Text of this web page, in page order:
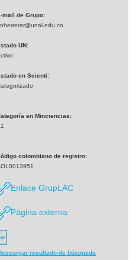
mail de Grupo:
UN:
en Scienti:
en Minciencias:
colombiano de registro:
Enlace GrupLAC
Página externa
resultado de búsqueda